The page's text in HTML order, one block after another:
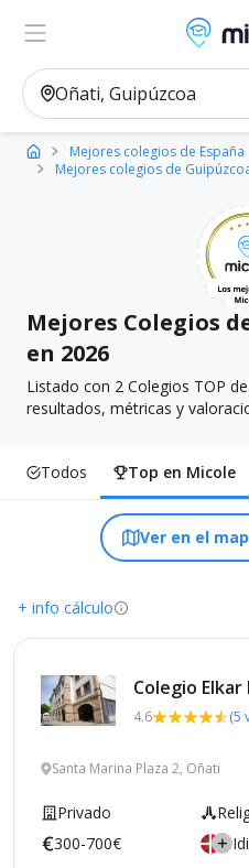
Micole,
Ver en el mapa
Mejores colegios de España
Mejores colegios de
Mejores Colegios
en 2026
Listado con 2 Colegios TOP
resultados, métricas y
Todos Top en Micole
Ver en el
+ info cálculo
Colegio Elkar
4.6 (5
Santa Marina Plaza 2, Oñati
Privado
300-700€